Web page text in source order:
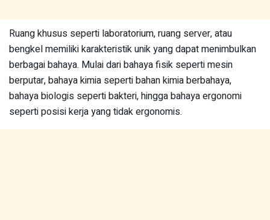
Ruang khusus seperti laboratorium, ruang server, atau
bengkel memiliki karakteristik unik yang dapat menimbulkan
berbagai bahaya. Mulai dari bahaya fisik seperti mesin
berputar, bahaya kimia seperti bahan kimia berbahaya,
bahaya biologis seperti bakteri, hingga bahaya ergonomi
seperti posisi kerja yang tidak ergonomis.